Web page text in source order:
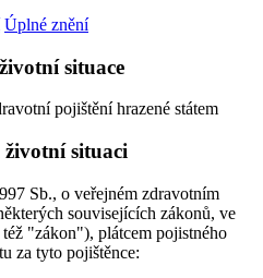
Úplné znění
situace
pojištění hrazené státem
situaci
Sb., o veřejném zdravotním
souvisejících zákonů, ve
"zákon"), plátcem pojistného
za tyto pojištěnce: